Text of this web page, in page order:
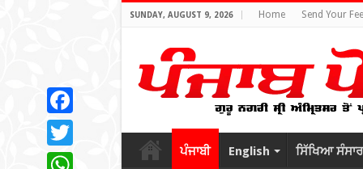
SUNDAY, AUGUST 9, 2026 Home Send Your
ਪੰਜਾਬੀ English ਸਿੱਖਿਆ ਸੰਸਾਰ
Facebook
Twitter